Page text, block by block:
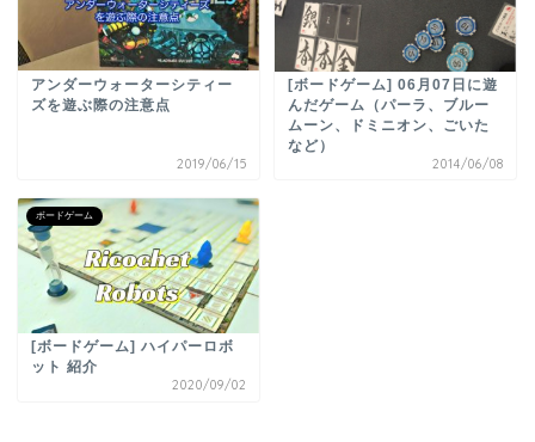
アンダーウォーターシティー
ズを遊ぶ際の注意点
2019/06/15
[ボードゲーム] 06月07日に遊
んだゲーム（パーラ、ブルー
ムーン、ドミニオン、ごいた
など）
2014/06/08
ボードゲーム
[ボードゲーム] ハイパーロボ
ット 紹介
2020/09/02